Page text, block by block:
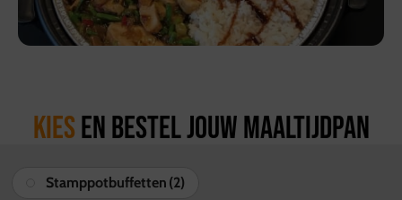
Kiesen bestel jouw maaltijdpan
Stamppotbuffetten (2)